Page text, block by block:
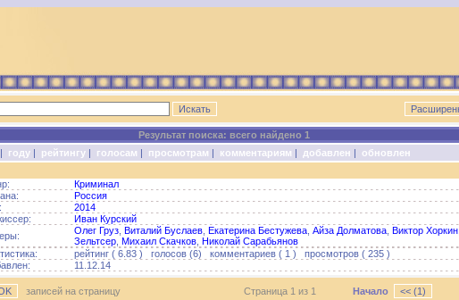
Результат поиска: всего найдено 1
| году | рейтингу | голосам | просмотрам | комментариям | добавлен | обновлен
Криминал
Россия
2014
Иван Курский
Олег Груз Виталий Буслаев Екатерина Бестужева Айза Долматова Виктор Хоркин
Зельтсер Михаил Скачков Николай Сарабьянов
рейтинг ( 6.83 ) голосов (6) комментариев ( 1 ) просмотров ( 235 )
11.12.14
записей на страницу Страница 1 из 1 Начало